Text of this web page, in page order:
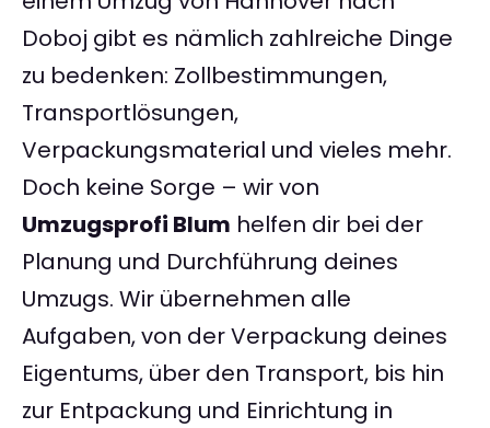
Doboj gibt es nämlich zahlreiche Dinge
zu bedenken: Zollbestimmungen,
Transportlösungen,
Verpackungsmaterial und vieles mehr.
Doch keine Sorge – wir von
Umzugsprofi Blum helfen dir bei der
Planung und Durchführung deines
Umzugs. Wir übernehmen alle
Aufgaben, von der Verpackung deines
Eigentums, über den Transport, bis hin
zur Entpackung und Einrichtung in